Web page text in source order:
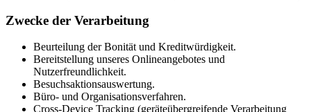
Zwecke der Verarbeitung
Beurteilung der Bonität und Kreditwürdigkeit.
Bereitstellung unseres Onlineangebotes und
Nutzerfreundlichkeit.
Besuchsaktionsauswertung.
Büro- und Organisationsverfahren.
Cross-Device Tracking (geräteübergreifende Verarbeitung